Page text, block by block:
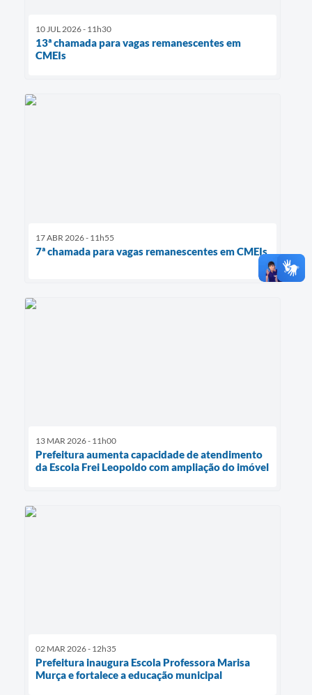
10 JUL 2026 - 11h30
13ª chamada para vagas remanescentes em
CMEIs
17 ABR 2026 - 11h55
7ª chamada para vagas remanescentes em CMEIs
13 MAR 2026 - 11h00
Prefeitura aumenta capacidade de atendimento
da Escola Frei Leopoldo com ampliação do imóvel
02 MAR 2026 - 12h35
Prefeitura inaugura Escola Professora Marisa
Murça e fortalece a educação municipal